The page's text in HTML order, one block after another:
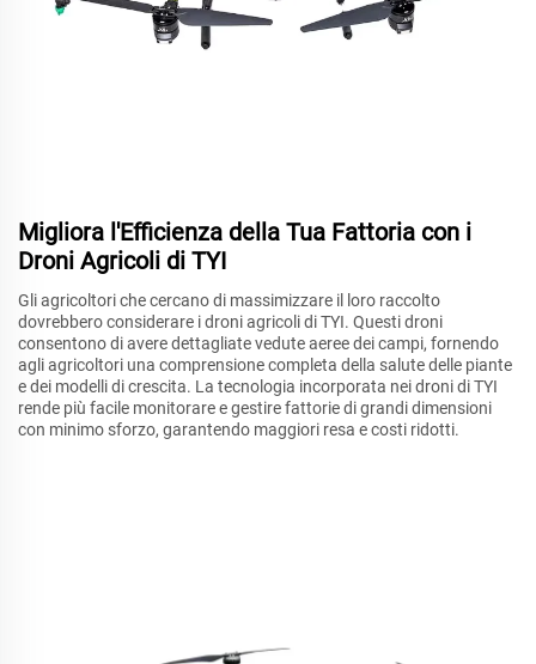
Migliora l'Efficienza della Tua Fattoria con i
Droni Agricoli di TYI
Gli agricoltori che cercano di massimizzare il loro raccolto
dovrebbero considerare i droni agricoli di TYI. Questi droni
consentono di avere dettagliate vedute aeree dei campi, fornendo
agli agricoltori una comprensione completa della salute delle piante
e dei modelli di crescita. La tecnologia incorporata nei droni di TYI
rende più facile monitorare e gestire fattorie di grandi dimensioni
con minimo sforzo, garantendo maggiori resa e costi ridotti.